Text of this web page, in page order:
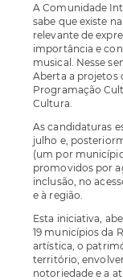
A Comunidade
sabe que existe
relevante de
importância e
musical. Nesse
Aberta a projetos
Programação
Cultura.
As candidaturas
julho e,
(um por
promovidos por
inclusão, no
e à região.
Esta iniciativa,
19 municípios da
artística, o
território,
notoriedade e a